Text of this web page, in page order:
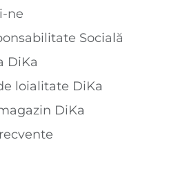
ne
Socială
DiKa
loialitate DiKa
DiKa